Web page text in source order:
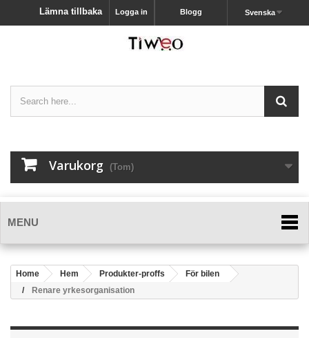
Svenska
Blogg
Logga in
Lämna tillbaka
Varukorg (Tom)
MENU
Home Hem Produkter-proffs
För bilen
Renare yrkesorganisation